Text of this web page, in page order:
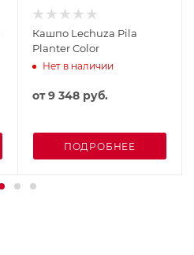
Кашпо Lechuza Pila
Planter Color
Нет в наличии
от9 348 руб.
ПОДРОБНЕЕ